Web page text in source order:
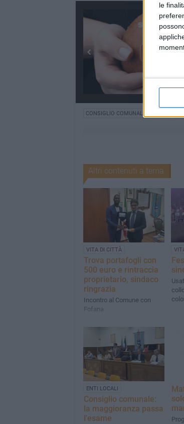
le
CONSIGLIO COMUNALE MATERA
Altri contenuti a tema
VITA DI CITTÀ
Trova portafogli con
500 euro e rintraccia
proprietario, sindaco
ringrazia
Incontro al Comune con
Fofana
ENTI LOCALI
Consiglio comunale:
la maggioranza passa
l'esame